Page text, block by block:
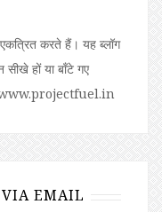
करते हैं। यह ब्लॉग
हों या बॉंटे गए
EMAIL